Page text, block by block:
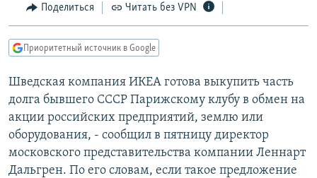
поискуСЕВЕР.РЕАЛИИ
СИБИРЬ.РЕАЛИИ
ПОДПИШИТЕСЬ НА РАССЫЛКУ
СОЦИАЛЬНЫЕ СЕТИ
Поделиться Читать без VPN
Приоритетный источник в Google
Шведская компания ИКЕА готова выкупить часть
долга бывшего СССР Парижскому клубу в обмен на
акции российских предприятий, землю или
оборудования, - сообщил в пятницу директор
московского представительства компании Леннарт
Дальгрен. По его словам, если такое предложение